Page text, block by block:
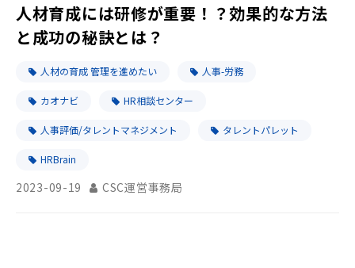
人材育成には研修が重要！？効果的な方法
と成功の秘訣とは？
人材の育成 管理を進めたい 人事-労務
カオナビ HR相談センター
人事評価/タレントマネジメント タレントパレット
HRBrain
2023-09-19 CSC運営事務局